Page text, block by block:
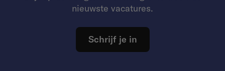
nieuwste vacatures.
Schrijf je in